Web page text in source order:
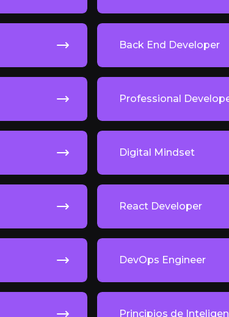
Back End Developer
Professional
Digital Mindset
React Developer
DevOps Engineer
Principios de